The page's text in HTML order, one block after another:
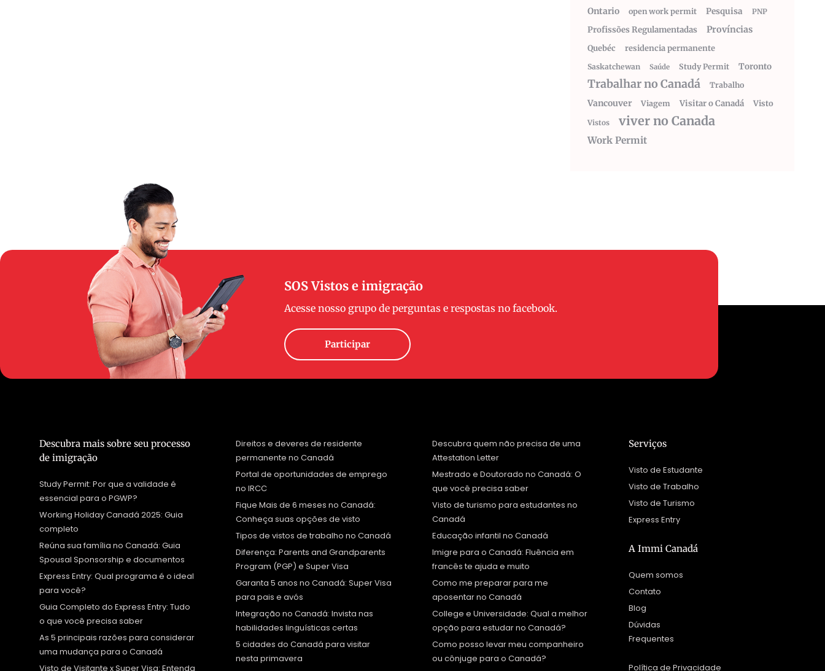
Ontario open work permit Pesquisa PNP
Profissões Regulamentadas Províncias
Quebéc residencia permanente
Saskatchewan Saúde Study Permit Toronto
Trabalhar no Canadá Trabalho
Vancouver Viagem Visitar o Canadá Visto
Vistos viver no Canada
Work Permit
SOS Vistos e imigração
Acesse nosso grupo de perguntas e respostas no facebook.
Participar
Descubra mais sobre seu processo
de imigração
Study Permit: Por que a validade é
essencial para o PGWP?
Working Holiday Canadá 2025: Guia
completo
Reúna sua família no Canadá: Guia
Spousal Sponsorship e documentos
Express Entry: Qual programa é o ideal
para você?
Guia Completo do Express Entry: Tudo
o que você precisa saber
As 5 principais razões para considerar
uma mudança para o Canadá
Visto de Visitante x Super Visa: Entenda
Direitos e deveres de residente
permanente no Canadá
Portal de oportunidades de emprego
no IRCC
Fique Mais de 6 meses no Canadá:
Conheça suas opções de visto
Tipos de vistos de trabalho no Canadá
Diferença: Parents and Grandparents
Program (PGP) e Super Visa
Garanta 5 anos no Canadá: Super Visa
para pais e avós
Integração no Canadá: Invista nas
habilidades linguísticas certas
5 cidades do Canadá para visitar
nesta primavera
Descubra quem não precisa de uma
Attestation Letter
Mestrado e Doutorado no Canadá: O
que você precisa saber
Visto de turismo para estudantes no
Canadá
Educação infantil no Canadá
Imigre para o Canadá: Fluência em
francês te ajuda e muito
Como me preparar para me
aposentar no Canadá
College e Universidade: Qual a melhor
opção para estudar no Canadá?
Como posso levar meu companheiro
ou cônjuge para o Canadá?
Serviços
Visto de Estudante
Visto de Trabalho
Visto de Turismo
Express Entry
A Immi Canadá
Quem somos
Contato
Blog
Dúvidas
Frequentes
Política de Privacidade